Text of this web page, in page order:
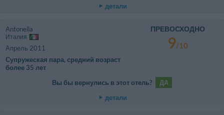
детали
Antonella
Италия
Апрель 2011
Супружеская пара, средний возраст
более 35 лет
ПРЕВОСХОДНО
9/10
Вы бы вернулись в этот отель?
ДА
детали